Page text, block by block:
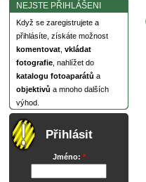
NEJSTE PŘIHLÁŠENI
Když se zaregistrujete a
přihlásíte, získáte možnost
komentovat vkládat
fotografie , nahlížet do
katalogu fotoaparátů a
objektivů a mnoho dalších
výhod.
Přihlásit
Jméno: *